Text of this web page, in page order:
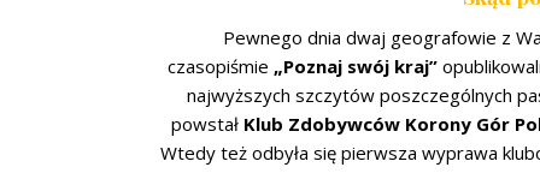
Pewnego dnia dwaj geografowie z
czasopiśmie „Poznaj swój kraj”
najwyższych szczytów poszczególnych
powstał Klub Zdobywców Korony Gór
Wtedy też odbyła się pierwsza wyprawa